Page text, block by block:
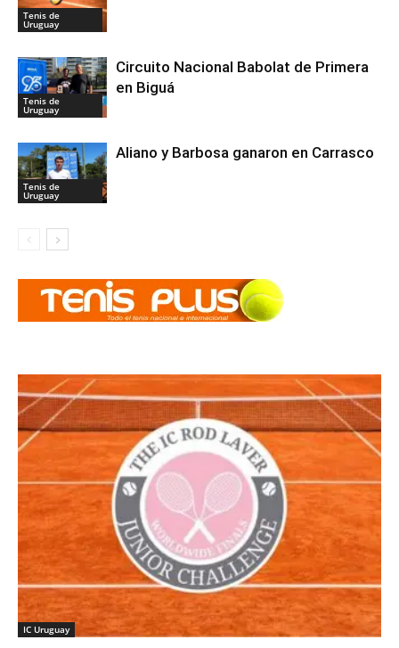
Tenis de
Uruguay
Tenis de
Uruguay
Circuito Nacional Babolat de Primera
en Biguá
Tenis de
Uruguay
Aliano y Barbosa ganaron en Carrasco
IC Uruguay